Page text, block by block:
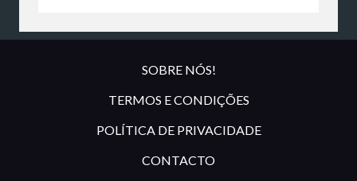
SOBRE NÓS!
TERMOS E CONDIÇÕES
POLÍTICA DE PRIVACIDADE
CONTACTO